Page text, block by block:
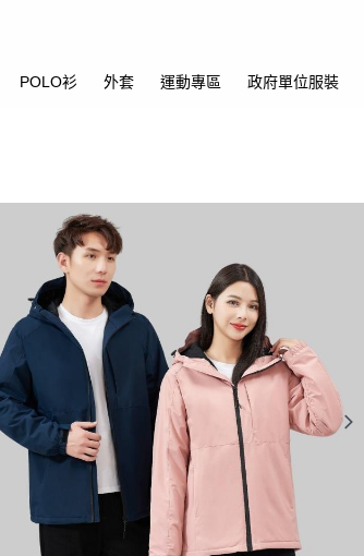
POLO衫 外套 運動專區 政府單位服裝